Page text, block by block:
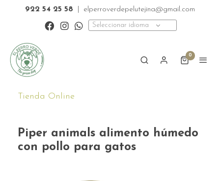
922 54 25 58 elperroverdepelutejina@gmail.com
Seleccionar idioma
0
Tienda Online
Piper animals alimento húmedo
con pollo para gatos